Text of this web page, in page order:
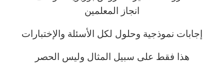
انجاز المعلمين
إجابات نموذجية وحلول لكل الأسئلة والإختبارات
هذا فقط على سبيل المثال وليس الحصر